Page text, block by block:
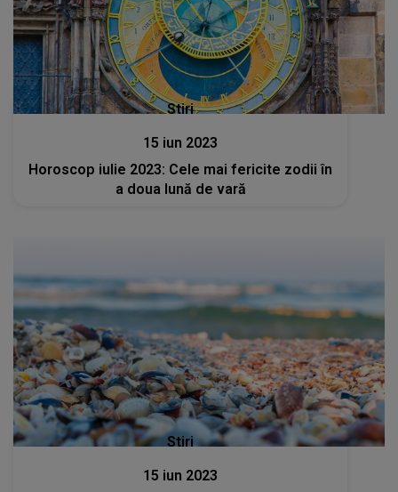
Stiri
15 iun 2023
Horoscop iulie 2023: Cele mai fericite zodii în
a doua lună de vară
Stiri
15 iun 2023